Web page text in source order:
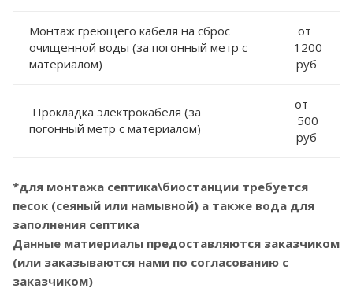
Монтаж греющего кабеля на сброс
очищенной воды (за погонный метр с
материалом)
от
1200
руб
Прокладка электрокабеля (за
погонный метр с материалом)
от
500
руб
*для монтажа септика\биостанции требуется
песок (сеяный или намывной) а также вода для
заполнения септика
Данные матиериалы предоставляются заказчиком
(или заказываются нами по согласованию с
заказчиком)